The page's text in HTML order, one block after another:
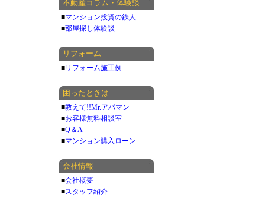
不動産コラム・体験談
■マンション投資の鉄人
■部屋探し体験談
リフォーム
■リフォーム施工例
困ったときは
■教えて!!Mr.アパマン
■お客様無料相談室
■Q＆A
■マンション購入ローン
会社情報
■会社概要
■スタッフ紹介